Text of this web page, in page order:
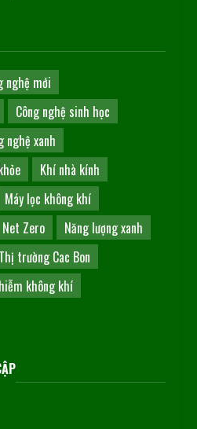
nghệ mới
Công nghệ sinh học
nghệ xanh
Khí nhà kính
Máy lọc không khí
Net Zero
Năng lượng xanh
Thị trường Cac Bon
không khí